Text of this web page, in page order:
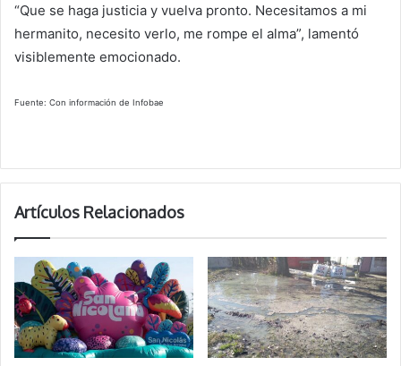
“Que se haga justicia y vuelva pronto. Necesitamos a mi
hermanito, necesito verlo, me rompe el alma”, lamentó
visiblemente emocionado.
Fuente: Con información de Infobae
Artículos Relacionados